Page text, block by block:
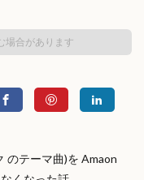
場合があります
のテーマ曲)を Amaon